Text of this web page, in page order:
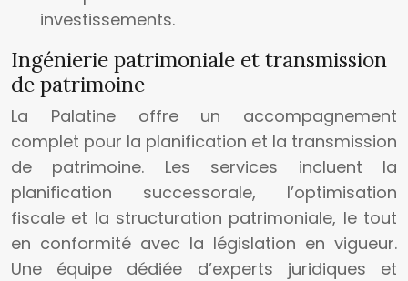
investissements.
Ingénierie patrimoniale et transmission
de patrimoine
La Palatine offre un accompagnement
complet pour la planification et la transmission
de patrimoine. Les services incluent la
planification successorale, l’optimisation
fiscale et la structuration patrimoniale, le tout
en conformité avec la législation en vigueur.
Une équipe dédiée d’experts juridiques et